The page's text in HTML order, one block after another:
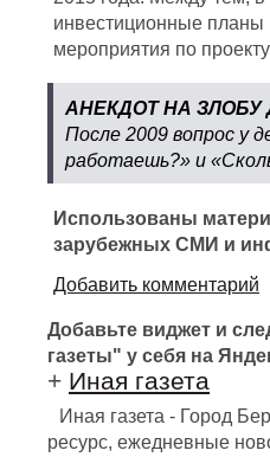
инвестиционные
мероприятия по
АНЕКДОТ НА ЗЛОБУ
После 2009 вопрос у
работаешь?» и
Использованы
зарубежных СМИ и
Добавить комментарий
Добавьте виджет и
газеты" у себя на
+ Иная газета
Иная газета - Город
ресурс, ежедневные